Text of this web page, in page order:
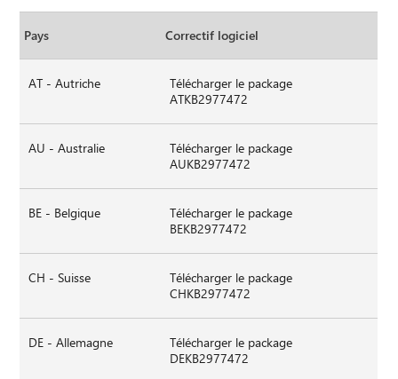
Pays Correctif logiciel
AT - Autriche
Télécharger le package
ATKB2977472
AU - Australie
Télécharger le package
AUKB2977472
BE - Belgique
Télécharger le package
BEKB2977472
CH - Suisse
Télécharger le package
CHKB2977472
DE - Allemagne
Télécharger le package
DEKB2977472